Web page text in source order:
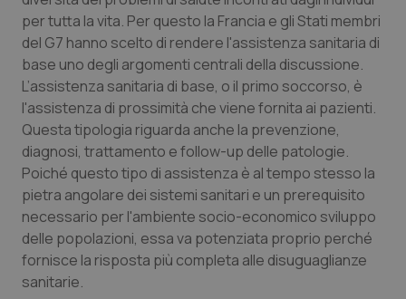
Vaccini
per tutta la vita. Per questo la Francia e gli Stati membri
del G7 hanno scelto di rendere l'assistenza sanitaria di
base uno degli argomenti centrali della discussione.
L’assistenza sanitaria di base, o il primo soccorso, è
l'assistenza di prossimità che viene fornita ai pazienti.
Questa tipologia riguarda anche la prevenzione,
diagnosi, trattamento e follow-up delle patologie.
Poiché questo tipo di assistenza è al tempo stesso la
pietra angolare dei sistemi sanitari e un prerequisito
necessario per l'ambiente socio-economico sviluppo
delle popolazioni, essa va potenziata proprio perché
fornisce la risposta più completa alle disuguaglianze
sanitarie.